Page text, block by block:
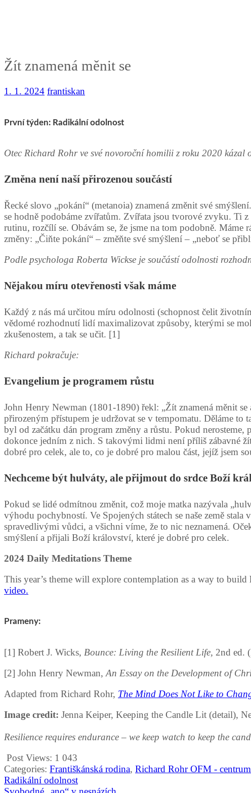
Žít znamená měnit se
1. 1. 2024 frantiskan
První týden: Radikální odolnost
Otec Richard Rohr ve své novoroční homilii z roku 2020 kázal
Změna není naší přirozenou součástí
Řecké slovo „pokání“ (metanoia) znamená změnit své
se hodně podobáme zvířatům. Zvířata jsou tvorové zvyku. Ti
rutinu, rozčílí se. Obávám se, že jsme na tom podobně.
změny: „Čiňte pokání“ – změňte své smýšlení – „neboť se
Podle psychologa Roberta Wickse je součástí odolnosti
Nějakou míru otevřenosti však máme
Každý z nás má určitou míru odolnosti (schopnost čelit
vědomé rozhodnutí lidí maximalizovat způsoby, kterými se
zkušenostem, a tak se učit. [1]
Richard pokračuje:
Evangelium je programem růstu
John Henry Newman (1801-1890) řekl: „Žít znamená měnit
přirozeným přístupem je udržovat se v tempomatu. Děláme to
byl od začátku dán program změny a růstu. Pokud
dokonce jedním z nich. S takovými lidmi není příliš zábavné
dobré pro celek, ale to, co je dobré pro malou část, jejíž jsem
Nechceme být hulváty, ale přijmout do srdce Boží
Pokud se lidé odmítnou změnit, což moje matka nazývala
výhodu pochybností. Ve Spojených státech se naše země
spravedlivými vůdci, a všichni víme, že to nic neznamená.
smýšlení a přijali Boží království, které je dobré pro celek.
2024 Daily Meditations Theme
This year’s theme will explore contemplation as a way to build
video.
Prameny:
[1] Robert J. Wicks, Bounce: Living the Resilient Life, 2nd ed.
[2] John Henry Newman, An Essay on the Development of
Adapted from Richard Rohr, The Mind Does Not Like to
Image credit: Jenna Keiper, Keeping the Candle Lit (detail),
Resilience requires endurance – we keep watch to keep the
Post Views: 1 043
Categories: Františkánská rodina, Richard Rohr OFM -
Navigace
Radikální odolnost